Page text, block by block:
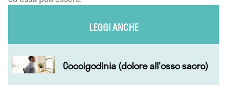
LEGGI ANCHE
Coccigodinia (dolore all'osso sacro)